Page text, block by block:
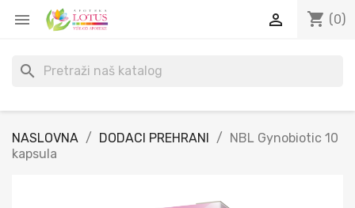
 shopping_cart (0)

search
NASLOVNA DODACI PREHRANI
NBL Gynobiotic 10
kapsula